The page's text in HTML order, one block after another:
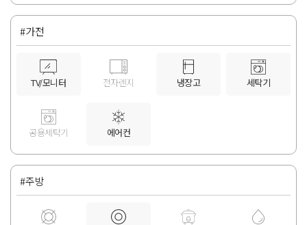
#가전
TV/모니터 전자렌지 냉장고 세탁기
공용세탁기 에어컨
#주방